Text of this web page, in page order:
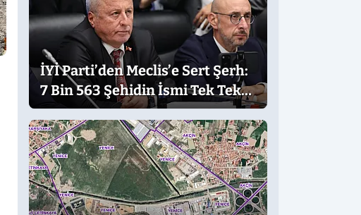
İYİ Parti’den Meclis’e Sert Şerh:
7 Bin 563 Şehidin İsmi Tek Tek
Yazıldı